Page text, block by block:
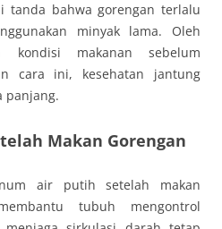
tanda bahwa gorengan terlalu
minyak lama. Oleh
kondisi makanan sebelum
cara ini, kesehatan jantung
panjang.
Makan Gorengan
air putih setelah makan
tubuh mengontrol